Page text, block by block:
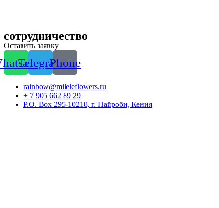
сотрудничество
Оставить заявку
TelegramPhone
rainbow@mileleflowers.ru
+ 7 905 662 89 29
P.O. Box 295-10218, г. Найроби, Кения